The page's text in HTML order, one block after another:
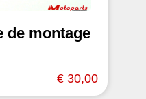
de montage
€ 30,00